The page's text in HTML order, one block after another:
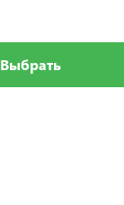
Выбрать